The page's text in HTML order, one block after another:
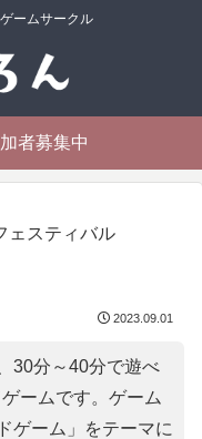
ームサークル
者募集中
ェスティバル
2023.09.01
30分～40分で遊べ
ームです。ゲーム
ゲーム 」をテーマに